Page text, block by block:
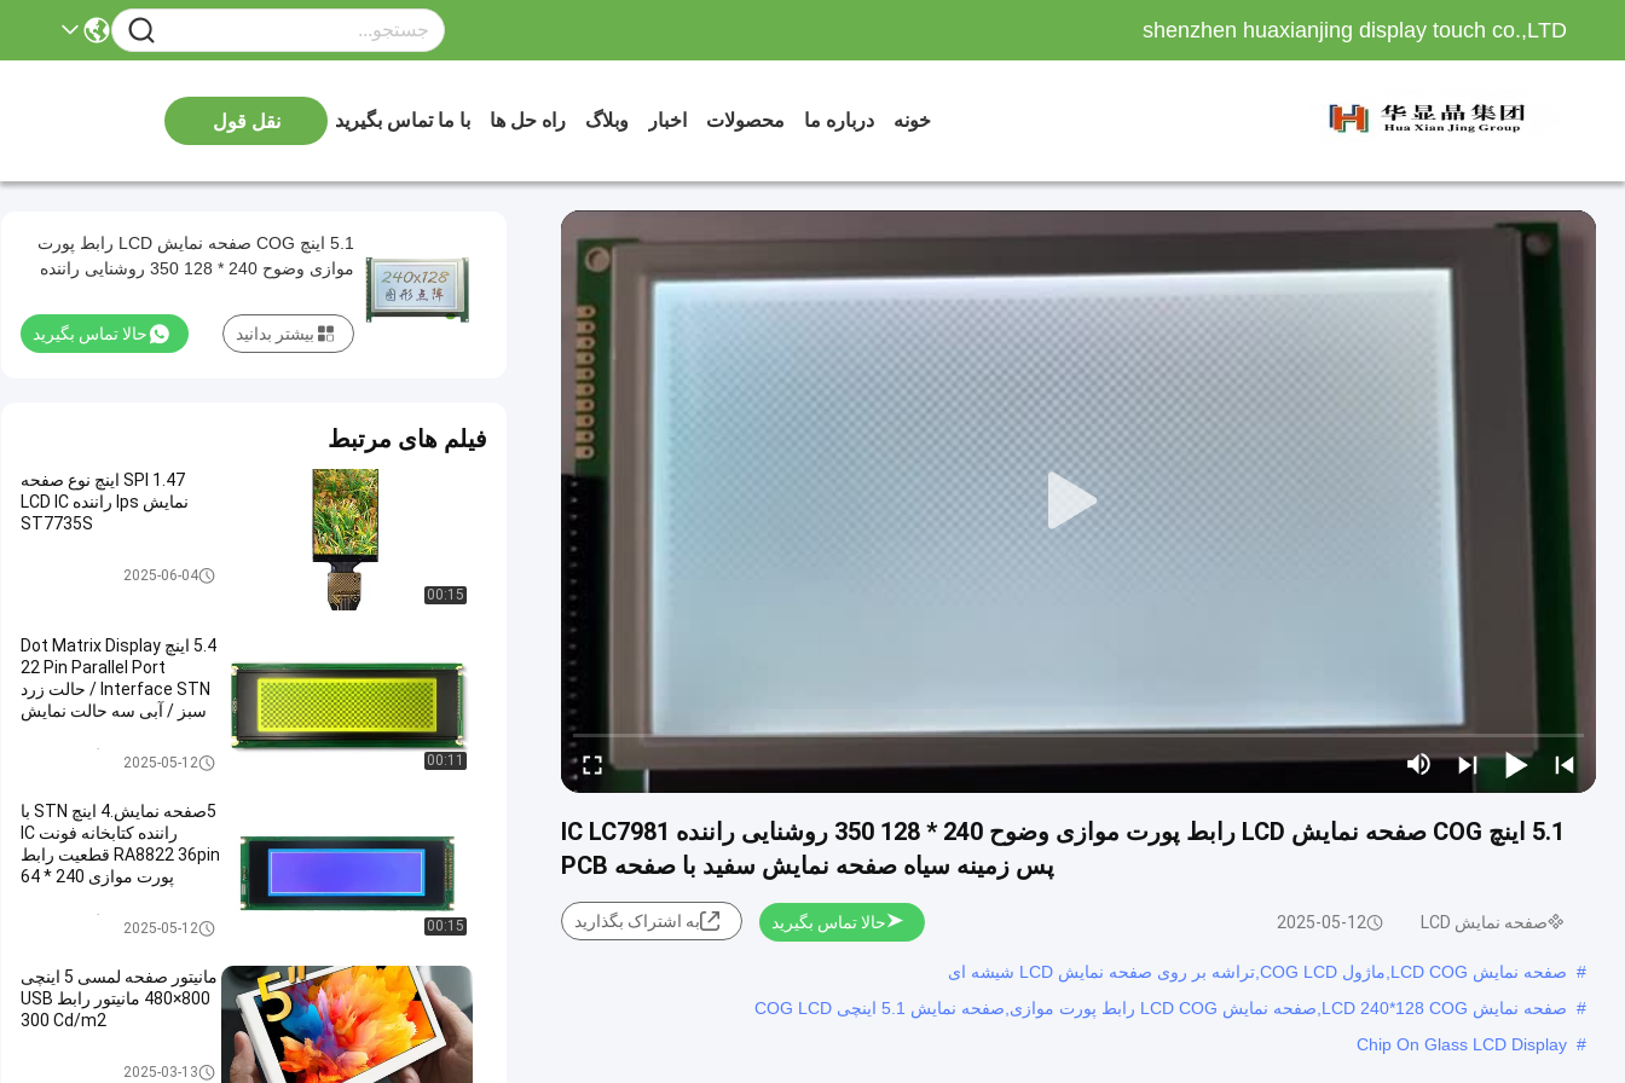
shenzhen huaxianjing display touch co.,LTD
خونه درباره ما محصولات اخبار وبلاگ راه حل ها با ما تماس بگیرید نقل قول
5.1 اینچ COG صفحه نمایش LCD رابط پورت موازی وضوح 240 * 128 350 روشنایی راننده IC LC7981
پس زمینه سیاه صفحه نمایش سفید با صفحه PCB
صفحه نمایش LCD 2025-05-12 حالا تماس بگیرید به اشتراک بگذارید
# صفحه نمایش LCD COG,ماژول COG LCD,تراشه بر روی صفحه نمایش LCD شیشه ای
# صفحه نمایش LCD 240*128 COG,صفحه نمایش LCD COG رابط پورت موازی,صفحه نمایش 5.1 اینچی COG LCD
#
Chip On Glass LCD Display
5.1 اینچ COG صفحه نمایش LCD رابط پورت
موازی وضوح 240 * 128 350 روشنایی راننده
با صفحه PCB
حالا تماس بگیرید بیشتر بدانید
فیلم های مرتبط
00:15
SPI 1.47 اینچ نوع صفحه
نمایش Ips راننده LCD IC
ST7735S
صفحه نمایش IPS LCD2025-06-04
00:11
5.4 اینچ Dot Matrix Display
22 Pin Parallel Port
Interface STN / حالت زرد
سبز / آبی سه حالت نمایش
نمایشگر STN LCD2025-05-12
00:15
5صفحه نمایش.4 اینچ STN با
راننده کتابخانه فونت IC
RA8822 36pin قطعیت رابط
پورت موازی 240 * 64
نمایشگر STN LCD2025-05-12
مانیتور صفحه لمسی 5 اینچی
800×480 مانیتور رابط USB
300 Cd/m2
مانیتور LCD قابل حمل
2025-03-13